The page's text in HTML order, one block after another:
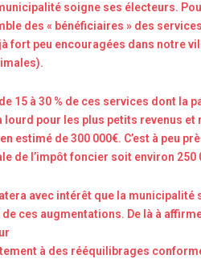
soigne ses électeurs.
des « bénéficiaires » des
fort peu encouragées dans notre
15 à 30 % de ces services dont la
lourd pour les plus petits revenus et
estimé de 300 000€. C’est à peu
de l’impôt foncier soit environ 250
avec intérêt que la municipalité
ces augmentations. De là à
à des rééquilibrages